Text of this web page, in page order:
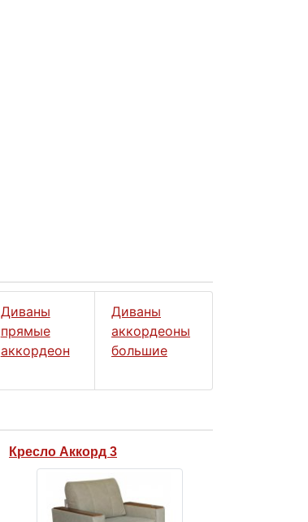
Диваны
прямые
аккордеон
Диваны
аккордеоны
большие
Кресло Аккорд 3